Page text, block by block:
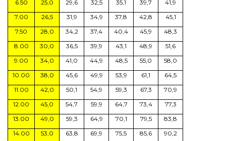
6.50
25,0 29,6 32,5 35,1 39,7
41,9
7.00
26,5 31,9 34,9 37,8 42,8
45,1
7.50
28,0 34,2 37,4 40,4 45,9
48,3
8.00
30,0 36,5 39,9 43,1 48,9
51,6
9.00
34,0 41,0 44,9 48,5 55,0
58,0
10.00
38,0 45,6 49,9 53,9 61,1
64,5
11.00
42,0 50,1 54,9 59,3 67,3
70,9
12.00
45,0 54,7 59,9 64,7 73,4
77,3
13.00
49,0 59,3 64,9 70,1 79,5
83,8
14.00
53,0 63,8 69,9 75,5 85,6
90,2